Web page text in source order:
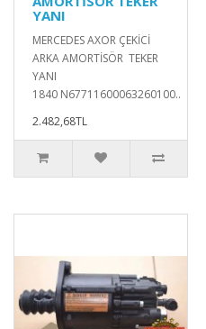
YANI
MERCEDES AXOR ÇEKİCİ
ARKA AMORTİSÖR TEKER
YANI
1840 N67711600063260100..
2.482,68TL